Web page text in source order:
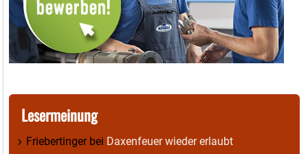
Lesermeinung
Friebertingerbei Daxenfeuer wieder erlaubt